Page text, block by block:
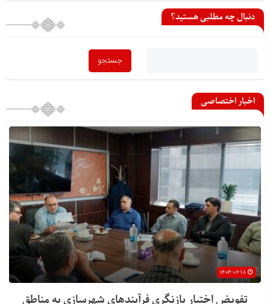
دنبال چه مطلبی هستید؟
اخبار اختصاصی
تفویض اختیار بازنگری فرآیندهای شهرسازی به مناطق